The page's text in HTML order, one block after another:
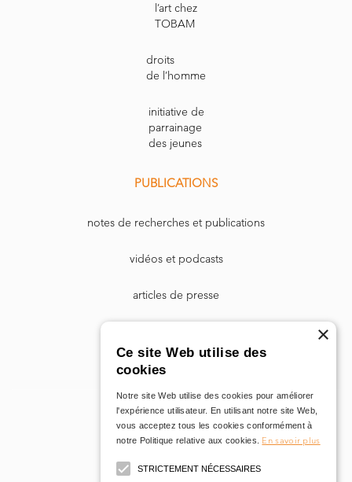
l’art chez
TOBAM
droits
de l’homme
initiative de
parrainage
des jeunes
PUBLICATIONS
notes de recherches et publications
vidéos et podcasts
articles de presse
×
Ce site Web utilise des
cookies
Notre site Web utilise des cookies pour améliorer
l'expérience utilisateur. En utilisant notre site Web,
vous acceptez tous les cookies conformément à
notre Politique relative aux cookies.
En savoir plus
STRICTEMENT NÉCESSAIRES